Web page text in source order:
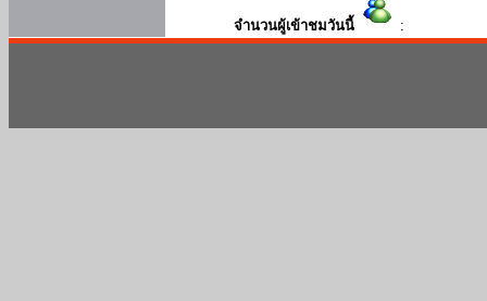
จำนวนผู้เข้าชมวันนี้ :